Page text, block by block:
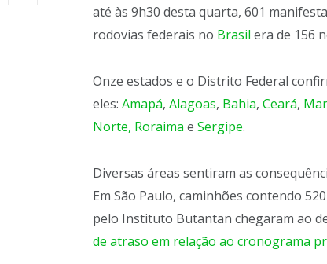
até às 9h30 desta quarta, 601
rodovias federais no Brasil era de 156
Onze estados e o Distrito Federal
eles:Amapá,Alagoas, Bahia, Ceará,
Norte, Roraima eSergipe.
Diversas áreas sentiram as
Em São Paulo, caminhões contendo
pelo Instituto Butantan chegaram ao
de atraso em relação ao cronograma